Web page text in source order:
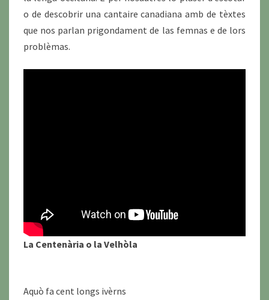
o de descobrir una cantaire canadiana amb de tèxtes
que nos parlan prigondament de las femnas e de lors
problèmas.
La Centenària o la Velhòla
Aquò fa cent longs ivèrns